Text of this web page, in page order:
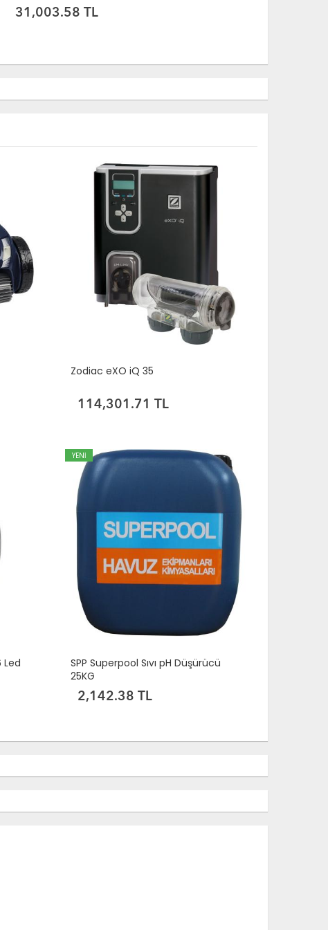
68,043.26 TL
Zodiac eXO iQ 35
114,301.71 TL
Led
YENİ
SPP Superpool Sıvı pH Düşürücü
25KG
2,142.38 TL